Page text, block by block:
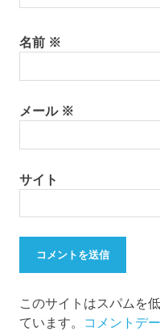
名前 ※
メール ※
サイト
このサイトはスパムを
ています。 コメントデ